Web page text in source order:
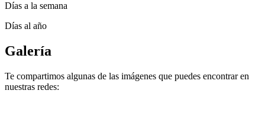
Días a la semana
Días al año
Galería
Te compartimos algunas de las imágenes que puedes encontrar en
nuestras redes: